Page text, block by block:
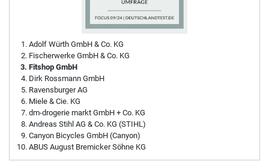
Adolf Würth GmbH & Co. KG
Fischerwerke GmbH & Co. KG
Fitshop GmbH
Dirk Rossmann GmbH
Ravensburger AG
Miele & Cie. KG
dm-drogerie markt GmbH + Co. KG
Andreas Stihl AG & Co. KG (STIHL)
Canyon Bicycles GmbH (Canyon)
ABUS August Bremicker Söhne KG